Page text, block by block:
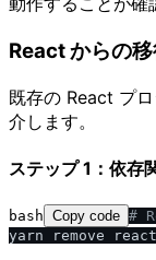
React からの
既存の React プ
介します。
ステップ 1：依存
bash Copy code #
yarn remove